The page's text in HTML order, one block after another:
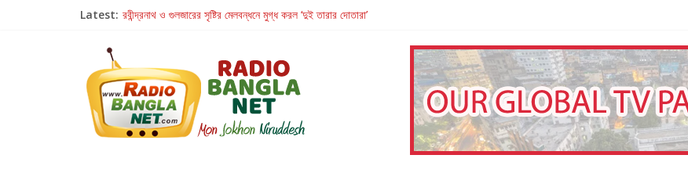
Latest: রবীন্দ্রনাথ ও গুলজারের সৃষ্টির মেলবন্ধনে মুগ্ধ করল ‘দুই তারার দোতারা’
Retribution: A Thought-Provoking Short Film That Challenges Our Understanding of Justice
হাওয়া বদলের টলিউডে ‘তুমি এলে তাই’